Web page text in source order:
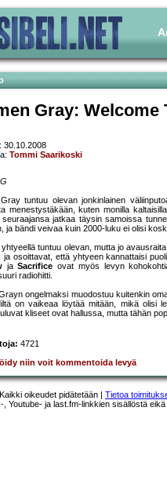
Gray: Welcome
30.10.2008
Tommi Saarikoski
tuntuu olevan jonkinlainen
menestystäkään, kuten monilla
jatkaa täysin samoissa
ja bändi veivaa kuin 2000-luku ei olisi
yhtyeellä tuntuu olevan, mutta jo avausraita
ja osoittavat, että yhtyeen kannattaisi
jaSacrifice ovat myös levyn
radiohitti.
ongelmaksi muodostuu kuitenkin
on vaikeaa löytää mitään, mikä olisi
kliseet ovat hallussa, mutta tähän
4721
niin voit kommentoida levyä
oikeudet pidätetään | Tietoa
Youtube- ja last.fm-linkkien sisällöstä